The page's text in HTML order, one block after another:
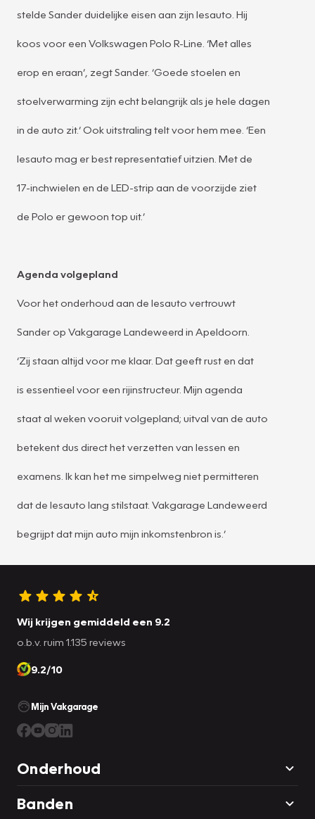
stelde Sander duidelijke eisen aan zijn lesauto. Hij
koos voor een Volkswagen Polo R-Line. ‘Met alles
erop en eraan’, zegt Sander. ‘Goede stoelen en
stoelverwarming zijn echt belangrijk als je hele dagen
in de auto zit.’ Ook uitstraling telt voor hem mee. ‘Een
lesauto mag er best representatief uitzien. Met de
17-inchwielen en de LED-strip aan de voorzijde ziet
de Polo er gewoon top uit.’
Agenda volgepland
Voor het onderhoud aan de lesauto vertrouwt
Sander op Vakgarage Landeweerd in Apeldoorn.
‘Zij staan altijd voor me klaar. Dat geeft rust en dat
is essentieel voor een rijinstructeur. Mijn agenda
staat al weken vooruit volgepland; uitval van de auto
betekent dus direct het verzetten van lessen en
examens. Ik kan het me simpelweg niet permitteren
dat de lesauto lang stilstaat. Vakgarage Landeweerd
begrijpt dat mijn auto mijn inkomstenbron is.’
Wij krijgen gemiddeld een 9.2
o.b.v. ruim 1.135 reviews
9.2/10
Mijn Vakgarage
Onderhoud
Banden